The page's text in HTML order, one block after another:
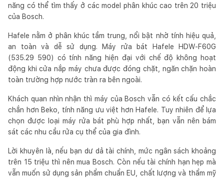
năng có thể tìm thấy ở các model phân khúc cao trên 20 triệu
của Bosch.
Hafele nằm ở phân khúc tầm trung, nổi bật nhờ tính hiệu quả,
an toàn và dễ sử dụng. Máy rửa bát Hafele HDW-F60G
(535.29 590) có tính năng hiện đại với chế độ không hoạt
động khi cửa nắp máy chưa được đóng chặt, ngăn chặn hoàn
toàn trường hợp nước tràn ra bên ngoài.
Khách quan nhìn nhận thì máy của Bosch vẫn có kết cấu chắc
chắn hơn Beko, tính năng ưu việt hơn Hafele. Tuy nhiên để lựa
chọn được loại máy rửa bát phù hợp nhất, bạn vẫn nên bám
sát các nhu cầu rửa cụ thể của gia đình.
Lời khuyên là, nếu bạn dư dả tài chính, mức ngân sách khoảng
trên 15 triệu thì nên mua Bosch. Còn nếu tài chính hạn hẹp mà
vẫn muốn sử dụng sản phẩm chuẩn EU, chất lượng và thẩm mỹ